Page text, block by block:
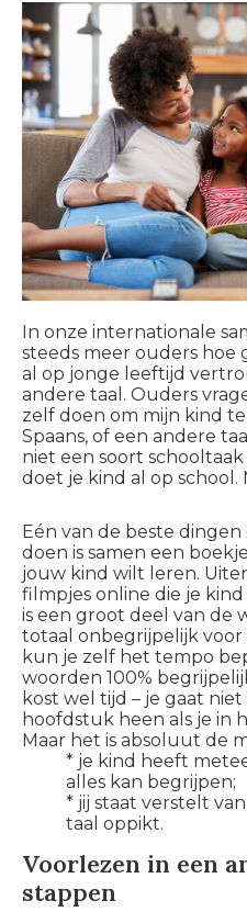
In onze internationale
steeds meer ouders hoe
al op jonge leeftijd
andere taal. Ouders
zelf doen om mijn kind
Spaans, of een andere
niet een soort
doet je kind al op school.
Eén van de beste
doen is samen een
jouw kind wilt leren.
filmpjes online die je
is een groot deel van de
totaal onbegrijpelijk voor
kun je zelf het tempo
woorden 100%
kost wel tijd – je gaat
hoofdstuk heen als je in
Maar het is absoluut de
* je kind heeft
alles kan begrijpen;
* jij staat verstelt
taal oppikt.
Voorlezen in een
stappen